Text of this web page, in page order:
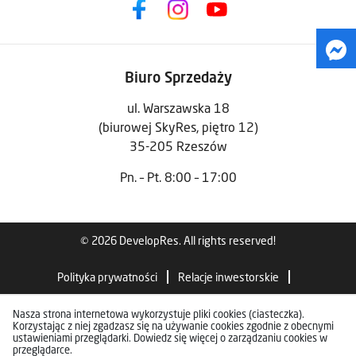
Biuro Sprzedaży
ul. Warszawska 18
(biurowej SkyRes, piętro 12)
35-205 Rzeszów
Pn. – Pt. 8:00 – 17:00
© 2026 DevelopRes. All rights reserved!
Polityka prywatności Relacje inwestorskie
Standardy wykończenia
Nasza strona internetowa wykorzystuje pliki cookies (ciasteczka).
Korzystając z niej zgadzasz się na używanie cookies zgodnie z obecnymi
ustawieniami przeglądarki. Dowiedz się więcej o zarządzaniu cookies w
przeglądarce.